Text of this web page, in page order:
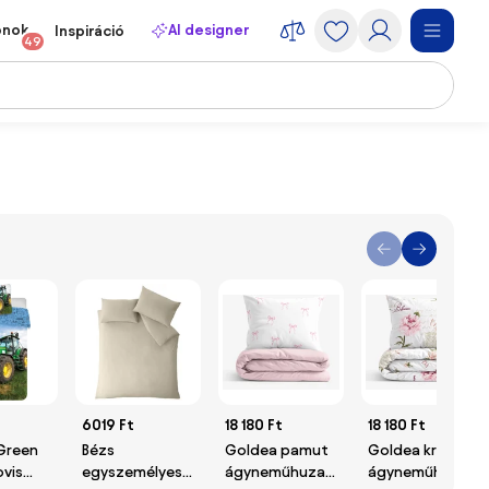
49
Inspiráció AI designer
6019 Ft
Bézs
egyszemélyes
18 180 Ft
Goldea pamut
ágyneműhuzat
18 180 Ft
Goldea krepp
ágyneműhuzat